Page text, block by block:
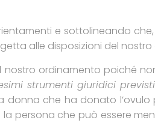
e sottolineando
alle disposizioni del
ordinamento poiché
strumenti giuridici
donna che ha donato
persona che può essere